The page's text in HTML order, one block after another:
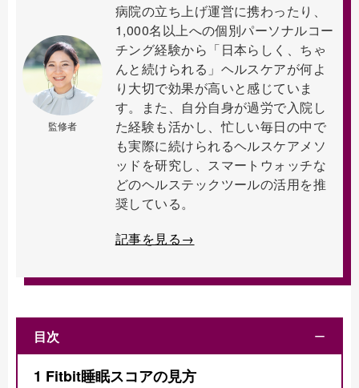
監修者
病院の立ち上げ運営に携わったり、
1,000名以上への個別パーソナルコー
チング経験から「日本らしく、ちゃ
んと続けられる」ヘルスケアが何よ
り大切で効果が高いと感じていま
す。また、自分自身が過労で入院し
た経験も活かし、忙しい毎日の中で
も実際に続けられるヘルスケアメソ
ッドを研究し、スマートウォッチな
どのヘルステックツールの活用を推
奨している。
記事を見る→
目次 ー
1 Fitbit睡眠スコアの見方